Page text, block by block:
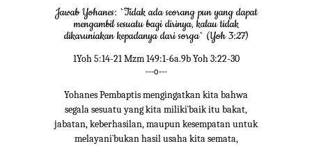
Jawab Yohanes: `Tidak ada seorang pun yang dapat
mengambil sesuatu bagi dirinya, kalau tidak
dikaruniakan kepadanya dari sorga` (Yoh 3:27)
1Yoh 5:14-21 Mzm 149:1-6a.9b Yoh 3:22-30
---o---
Yohanes Pembaptis mengingatkan kita bahwa
segala sesuatu yang kita miliki`baik itu bakat,
jabatan, keberhasilan, maupun kesempatan untuk
melayani`bukan hasil usaha kita semata,